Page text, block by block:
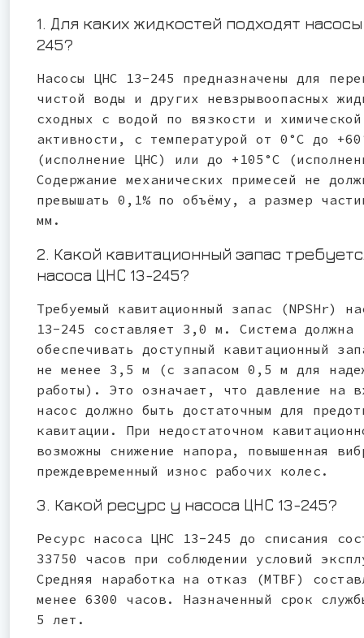
1. Для каких жидкостей подходят
245?
Насосы ЦНС 13-245 предназначены для
чистой воды и других невзрывоопасных
сходных с водой по вязкости и химической
активности, с температурой от 0°С до
(исполнение ЦНС) или до +105°С
Содержание механических примесей не
превышать 0,1% по объёму, а размер
мм.
2. Какой кавитационный запас
насоса ЦНС 13-245?
Требуемый кавитационный запас (NPSHr)
13-245 составляет 3,0 м. Система должна
обеспечивать доступный кавитационный
не менее 3,5 м (с запасом 0,5 м для
работы). Это означает, что давление на
насос должно быть достаточным для
кавитации. При недостаточном
возможны снижение напора, повышенная
преждевременный износ рабочих колес.
3. Какой ресурс у насоса ЦНС 13-245?
Ресурс насоса ЦНС 13-245 до списания
33750 часов при соблюдении условий
Средняя наработка на отказ (MTBF)
менее 6300 часов. Назначенный срок
5 лет.